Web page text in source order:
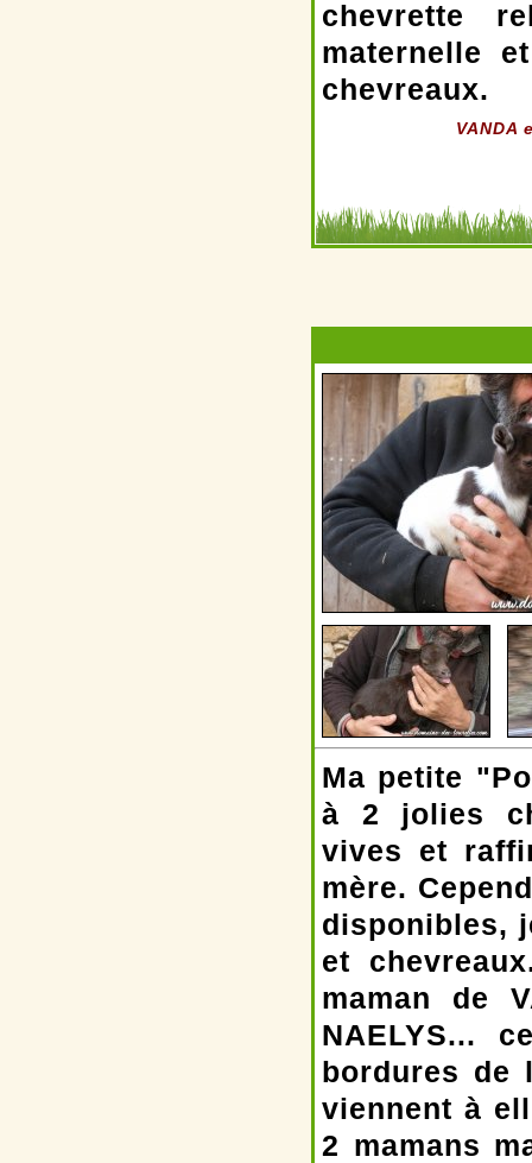
chevrette
maternelle
chevreaux.
Ma petite
à 2 jolies
vives et
mère.
disponibles,
et
maman de
NAELYS...
bordures de
viennent à
2 mamans